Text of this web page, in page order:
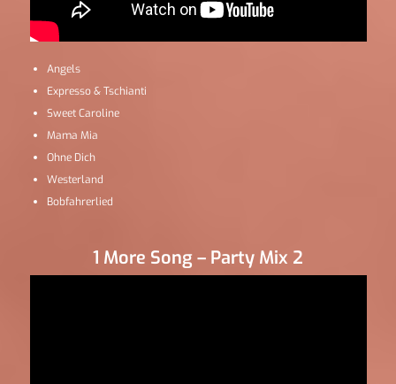
Angels
Expresso & Tschianti
Sweet Caroline
Mama Mia
Ohne Dich
Westerland
Bobfahrerlied
1 More Song – Party Mix 2